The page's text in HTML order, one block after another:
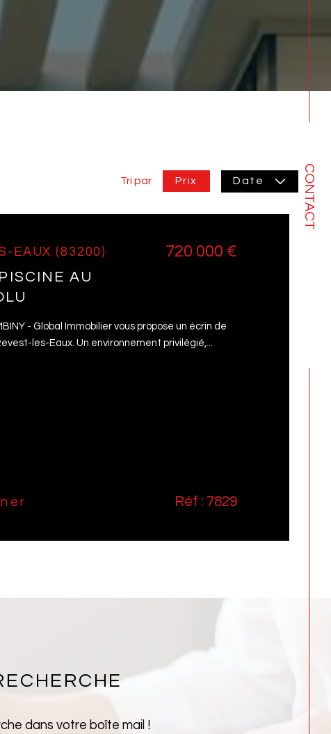
CONTACT
Tri par Prix Date
EAUX (83200)
AU
720 000 €
- Global Immobilier vous propose un écrin de
les-Eaux. Un environnement privilégié,...
Réf : 7829
dans votre boîte mail !